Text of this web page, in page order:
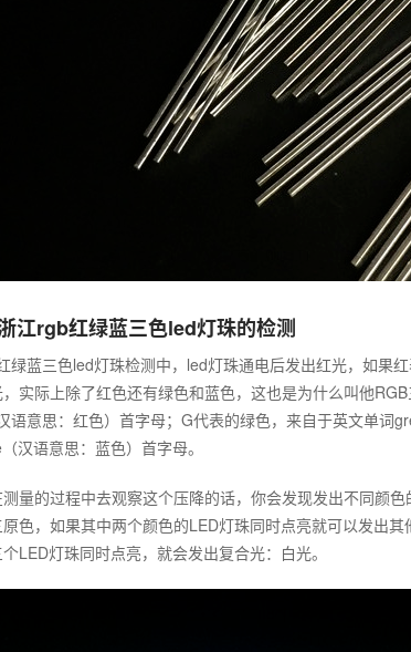
江rgb红绿蓝三色led灯珠的检测
绿蓝三色led灯珠检测中，led灯珠通电后发出红光，如果
实际上除了红色还有绿色和蓝色，这也是为什么叫他
语意思：红色）首字母；G代表的绿色，来自于英文单词
汉语意思：蓝色）首字母。
量的过程中去观察这个压降的话，你会发现发出不同颜
色，如果其中两个颜色的LED灯珠同时点亮就可以发出
LED灯珠同时点亮，就会发出复合光：白光。